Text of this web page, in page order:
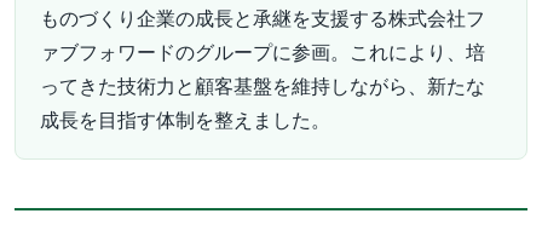
ものづくり企業の成長と承継を支援する株式会社フ
ァブフォワードのグループに参画。これにより、培
ってきた技術力と顧客基盤を維持しながら、新たな
成長を目指す体制を整えました。